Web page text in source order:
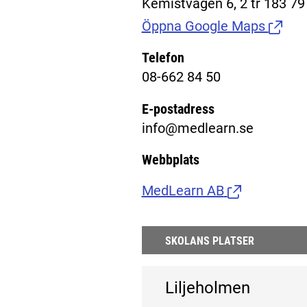
Kemistvägen 6, 2 tr 183 79
Öppna Google Maps (Länk
Telefon
08-662 84 50
E-postadress
info@medlearn.se
Webbplats
MedLearn AB (Länk till
SKOLANS PLATSER
Liljeholmen